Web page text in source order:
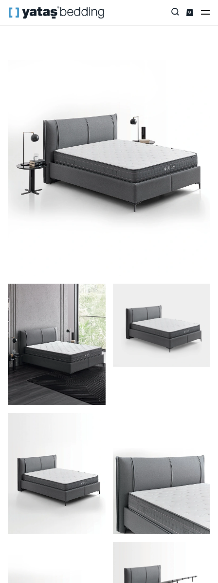
Anasayfa Baza & Başlık Tüm Setler Yatak & Baza & Başlık Set